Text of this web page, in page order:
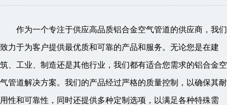
作为一个专注于供应高品质铝合金空气管道的供应商，我们
致力于为客户提供最优质和可靠的产品和服务。无论您是在建
筑、工业、制造还是其他行业，我们都有适合您需求的铝合金空
气管道解决方案。我们的产品经过严格的质量控制，以确保其耐
用性和可靠性，同时还提供多种定制选项，以满足各种特殊需